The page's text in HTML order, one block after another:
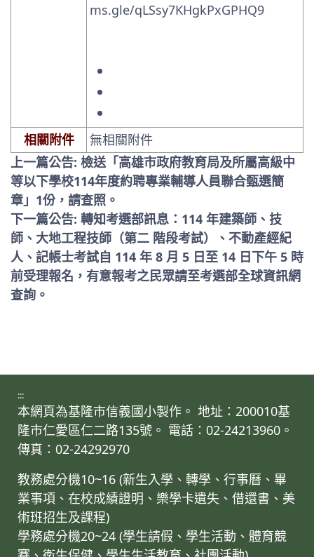
ms.gle/qLSsy7KHgkPxGPHQ9
相關附件
無相關附件
上一篇公告: 檢送「高雄市政府教育局及所屬高級中
等以下學校114年度約聘專業輔導人員聯合甄選簡
章」1份，請查照。
下一篇公告: 轉知考選部訊息：114 年建築師、技
師、大地工程技師（第二 階段考試）、不動產經紀
人、記帳士考試自 114 年 8 月 5 日至 14 日下午 5 時
前受理報名，有意報考之民眾請至考選部全球資訊網
查詢。
:::
本網頁為基隆市信義國小製作。 地址：200010基
隆市仁愛區仁二路135號。 電話：02-24213960。
傳真：02-24292970
教務處分機10~16 (新生入學、轉學、行事曆、畢
業事項、在校成績證明、樂學卡遺失、借還書、美
術班招生及課程)
學務處分機20~24 (學生請假、學生活動、體育競